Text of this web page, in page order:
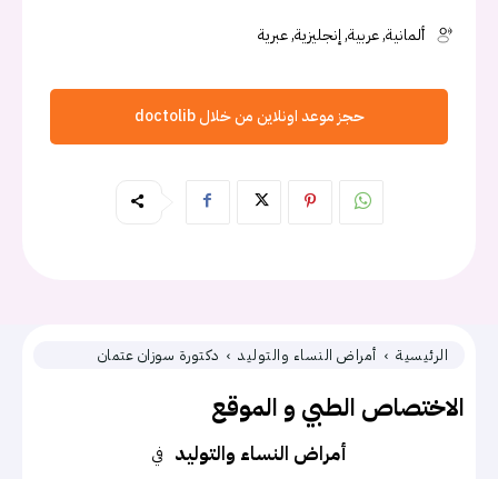
الرئيسية أمراض النساء والتوليد دكتورة سوزان عتمان
الاختصاص الطبي و الموقع
في أمراض النساء والتوليد
ألمانية, عربية, إنجليزية, عبرية
حجز موعد اونلاين من خلال doctolib